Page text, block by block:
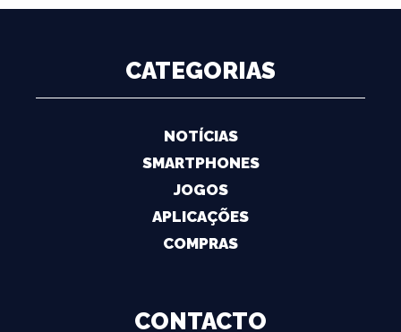
CATEGORIAS
NOTÍCIAS
SMARTPHONES
JOGOS
APLICAÇÕES
COMPRAS
CONTACTO